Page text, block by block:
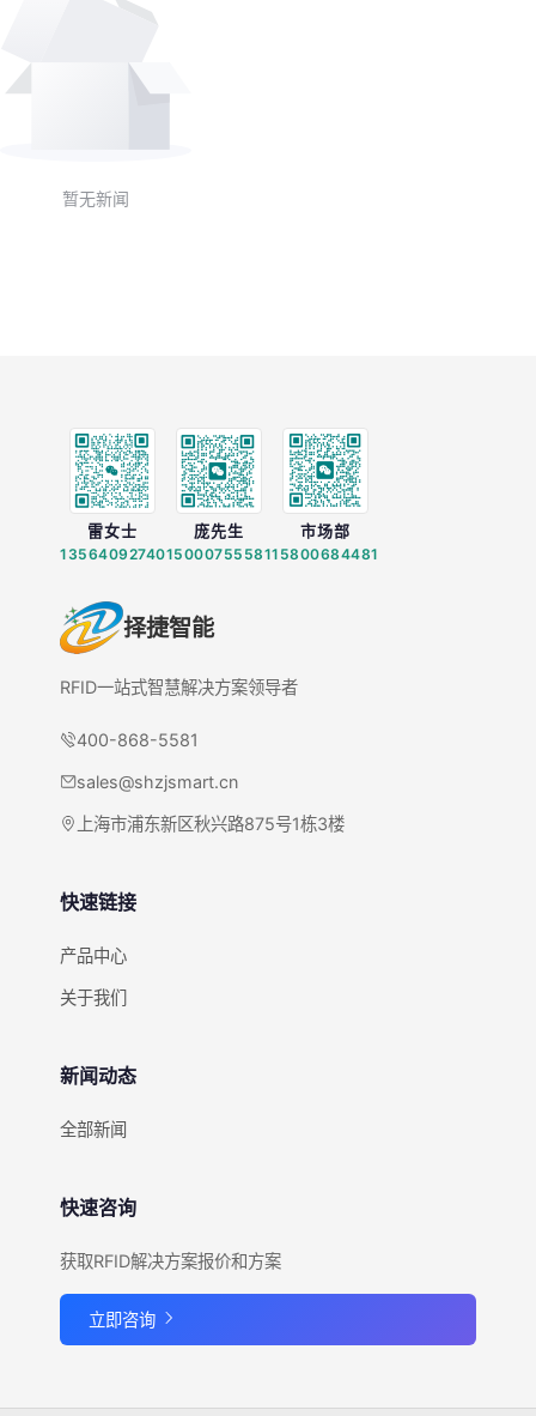
暂无新闻
雷女士
13564092740
庞先生
15000755581
市场部
15800684481
择捷智能
RFID一站式智慧解决方案领导者
400-868-5581
sales@shzjsmart.cn
上海市浦东新区秋兴路875号1栋3楼
快速链接
产品中心
关于我们
新闻动态
全部新闻
快速咨询
获取RFID解决方案报价和方案
立即咨询